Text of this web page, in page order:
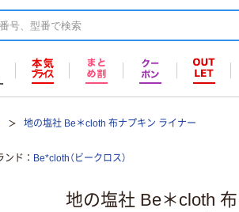
地の塩社 Be＊cloth 布ナプキン ライナー
ンド Be*cloth（ビークロス）
地の塩社 Be＊cloth